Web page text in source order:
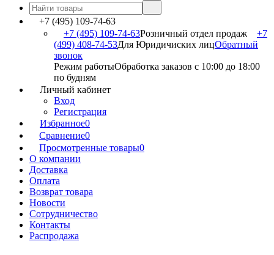
+7 (495) 109-74-63
+7 (495) 109-74-63Розничный отдел продаж
+7
(499) 408-74-53Для Юридичиских лицОбратный
звонок
Режим работыОбработка заказов с 10:00 до 18:00
по будням
Личный кабинет
Вход
Регистрация
Избранное0
Сравнение0
Просмотренные товары0
О компании
Доставка
Оплата
Возврат товара
Новости
Сотрудничество
Контакты
Распродажа